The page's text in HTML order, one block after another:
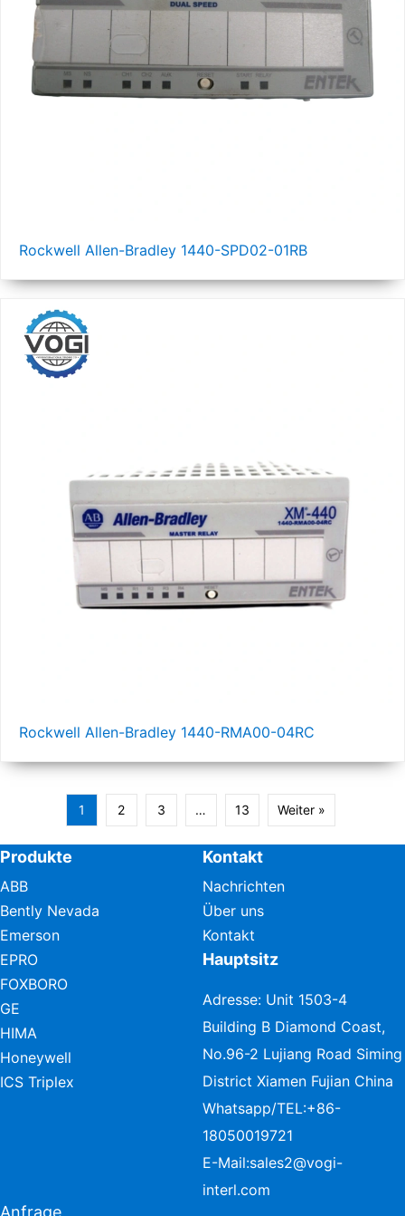
Rockwell Allen-Bradley 1440-SPD02-01RB
Rockwell Allen-Bradley 1440-RMA00-04RC
1 2 3 … 13 Weiter »
Produkte
ABB
Bently Nevada
Emerson
EPRO
FOXBORO
GE
HIMA
Honeywell
ICS Triplex
Kontakt
Nachrichten
Über uns
Kontakt
Hauptsitz
Adresse: Unit 1503-4
Building B Diamond Coast,
No.96-2 Lujiang Road Siming
District Xiamen Fujian China
Whatsapp/TEL:+86-
18050019721
E-Mail:sales2@vogi-
interl.com